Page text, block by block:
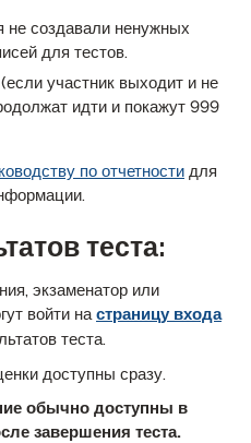
не создавали ненужных
для тестов.
участник выходит и не
идти и покажут 999
по отчетности для
теста:
экзаменатор или
войти настраницу входа
теста.
доступны сразу.
обычно доступны в
завершения теста.